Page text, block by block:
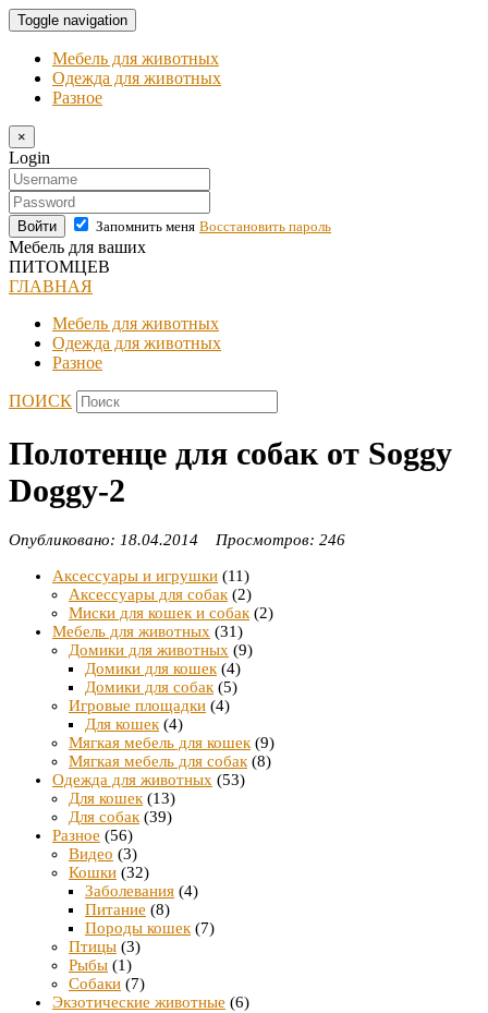
Toggle navigation
Мебель для животных
Одежда для животных
Разное
×
Login
Войти Запомнить меня Восстановить пароль
Мебель для ваших
ПИТОМЦЕВ
ГЛАВНАЯ
Мебель для животных
Одежда для животных
Разное
ПОИСК
Полотенце для собак от Soggy
Doggy-2
Опубликовано: 18.04.2014 Просмотров: 246
Аксессуары и игрушки (11)
Аксессуары для собак (2)
Миски для кошек и собак (2)
Мебель для животных (31)
Домики для животных (9)
Домики для кошек (4)
Домики для собак (5)
Игровые площадки (4)
Для кошек (4)
Мягкая мебель для кошек (9)
Мягкая мебель для собак (8)
Одежда для животных (53)
Для кошек (13)
Для собак (39)
Разное (56)
Видео (3)
Кошки (32)
Заболевания (4)
Питание (8)
Породы кошек (7)
Птицы (3)
Рыбы (1)
Собаки (7)
Экзотические животные (6)